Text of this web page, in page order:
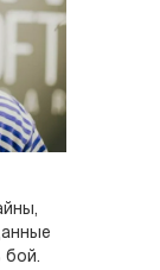
бой.